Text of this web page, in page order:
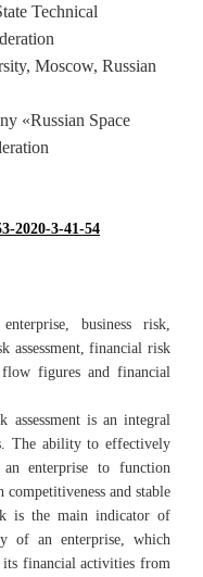
Technical
Moscow, Russian
«Russian Space
2020-3-41-54
business risk,
assessment, financial risk
figures and financial
assessment is an integral
The ability to effectively
enterprise to function
and stable
is the main indicator of
of an enterprise, which
its financial activities from